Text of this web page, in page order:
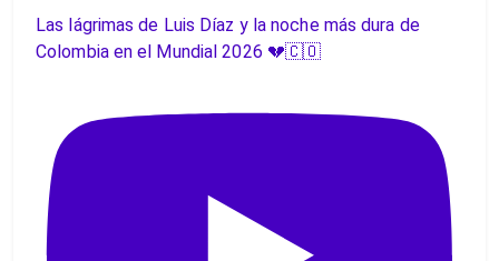
Las lágrimas de Luis Díaz y la noche más dura de
Colombia en el Mundial 2026 💔🇨🇴